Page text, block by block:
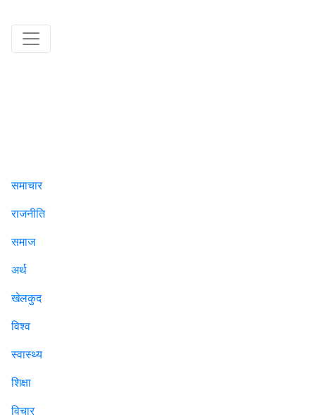
समाचार
राजनीति
समाज
अर्थ
खेलकुद
विश्व
स्वास्थ्य
शिक्षा
विचार